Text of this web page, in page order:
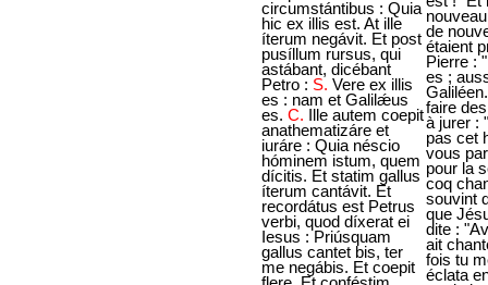
circumstántibus : Quia
hic ex illis est. At ille
íterum negávit. Et post
pusíllum rursus, qui
astábant, dicébant
Petro : S. Vere ex illis
es : nam et Galilǽus
es. C. Ille autem coepit
anathematizáre et
iuráre : Quia néscio
hóminem istum, quem
dícitis. Et statim gallus
íterum cantávit. Et
recordátus est Petrus
verbi, quod díxerat ei
Iesus : Priúsquam
gallus cantet bis, ter
me negábis. Et coepit